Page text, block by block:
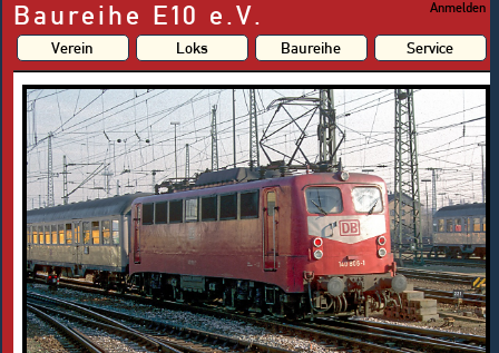
Baureihe E10 e.V. Anmelden
Verein Loks Baureihe Service